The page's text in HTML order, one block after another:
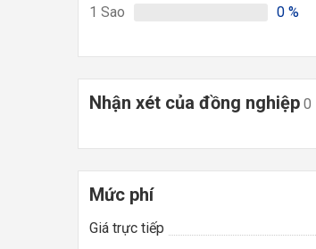
1 Sao 0 %
Nhận xét của đồng nghiệp 0
Mức phí
Giá trực tiếp